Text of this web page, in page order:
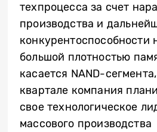
техпроцесса за счет
производства и
конкурентоспособности
большой плотностью
касается NAND-
квартале компания
свое технологическое
массового производства